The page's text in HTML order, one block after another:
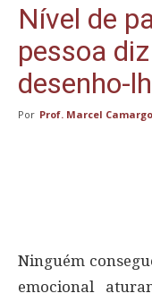
Nível de
pessoa
desenho-
Por Prof. Marcel Camargo
Ninguém
emocional